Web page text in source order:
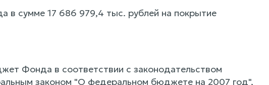
в сумме 17 686 979,4 тыс. рублей на покрытие
Фонда в соответствии с законодательством
законом "О федеральном бюджете на 2007 год",